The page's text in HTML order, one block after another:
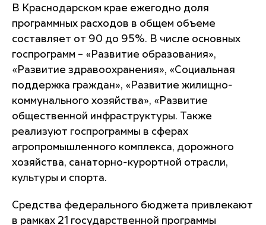
В Краснодарском крае ежегодно доля
программных расходов в общем объеме
составляет от 90 до 95%. В числе основных
госпрограмм – «Развитие образования»,
«Развитие здравоохранения», «Социальная
поддержка граждан», «Развитие жилищно-
коммунального хозяйства», «Развитие
общественной инфраструктуры. Также
реализуют госпрограммы в сферах
агропромышленного комплекса, дорожного
хозяйства, санаторно-курортной отрасли,
культуры и спорта.
Средства федерального бюджета привлекают
в рамках 21 государственной программы